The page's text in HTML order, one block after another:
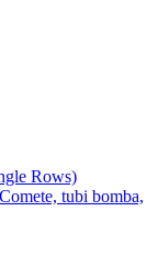
Rows)
Comete, tubi bomba,